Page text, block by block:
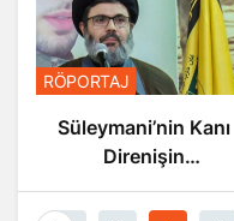
RÖPORTAJ
Süleymani’nin Kanı
Direnişin
Damarlarında
Akıyor